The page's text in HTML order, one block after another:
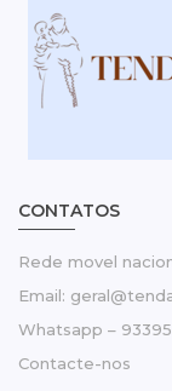
CONTATOS
Rede movel
Email:
Whatsapp –
Contacte-nos